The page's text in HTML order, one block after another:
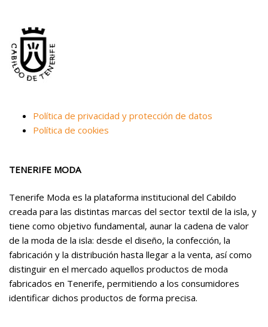
Política de privacidad y protección de datos
Política de cookies
TENERIFE MODA
Tenerife Moda es la plataforma institucional del Cabildo
creada para las distintas marcas del sector textil de la isla, y
tiene como objetivo fundamental, aunar la cadena de valor
de la moda de la isla: desde el diseño, la confección, la
fabricación y la distribución hasta llegar a la venta, así como
distinguir en el mercado aquellos productos de moda
fabricados en Tenerife, permitiendo a los consumidores
identificar dichos productos de forma precisa.